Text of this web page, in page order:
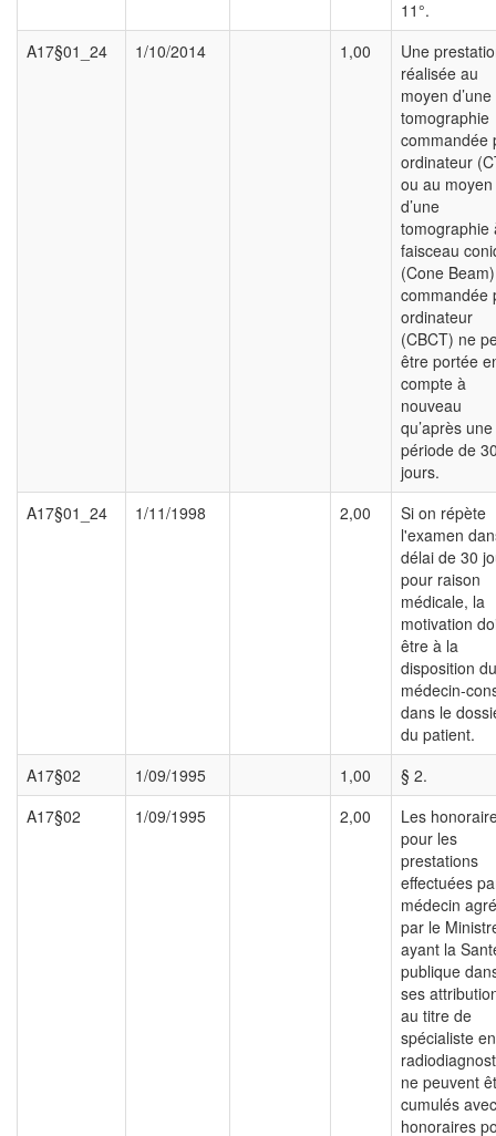
11°.
A17§01_24
1/10/2014 1,00
Une
réalisée au
moyen d’une
tomographie
commandée
ordinateur
ou au moyen
d’une
tomographie
faisceau
(Cone Beam)
commandée
ordinateur
(CBCT) ne
être portée
compte à
nouveau
qu’après une
période de
jours.
A17§01_24
1/11/1998 2,00
Si on répète
l'examen
délai de 30
pour raison
médicale, la
motivation
être à la
disposition du
médecin-
dans le
du patient.
A17§02
1/09/1995 1,00
§ 2.
A17§02
1/09/1995 2,00
Les
pour les
prestations
effectuées
médecin
par le
ayant la
publique
ses
au titre de
spécialiste en
ne peuvent
cumulés
honoraires